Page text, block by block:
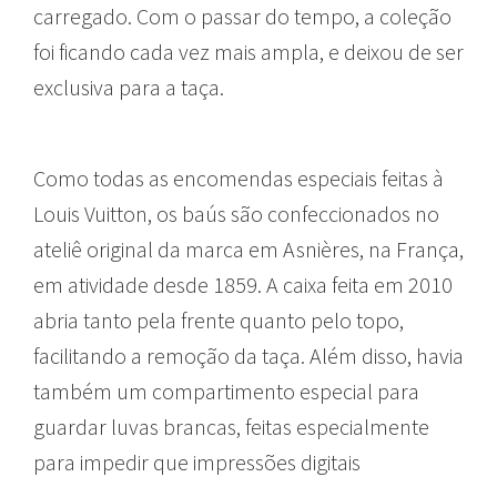
carregado. Com o passar do tempo, a coleção
foi ficando cada vez mais ampla, e deixou de ser
exclusiva para a taça.
Como todas as encomendas especiais feitas à
Louis Vuitton, os baús são confeccionados no
ateliê original da marca em Asnières, na França,
em atividade desde 1859. A caixa feita em 2010
abria tanto pela frente quanto pelo topo,
facilitando a remoção da taça. Além disso, havia
também um compartimento especial para
guardar luvas brancas, feitas especialmente
para impedir que impressões digitais